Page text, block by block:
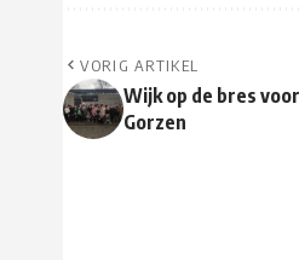
VORIG ARTIKEL
Wijk op de bres
Gorzen